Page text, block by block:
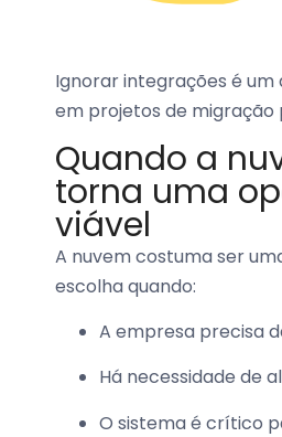
Ignorar integrações é um
em projetos de migração
Quando a
torna uma
viável
A nuvem costuma ser
escolha quando:
A empresa precisa
Há necessidade de
O sistema é crítico